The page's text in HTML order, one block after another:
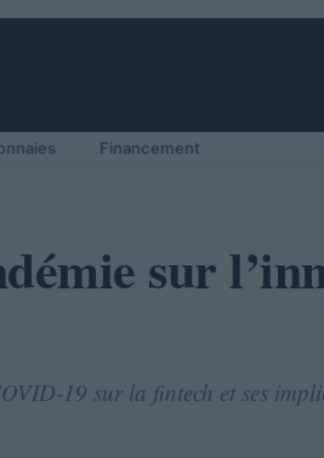
Financement
sur
19 sur la fintech et ses